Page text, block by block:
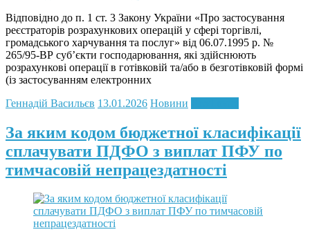
Відповідно до п. 1 ст. 3 Закону України «Про застосування
реєстраторів розрахункових операцій у сфері торгівлі,
громадського харчування та послуг» від 06.07.1995 р. №
265/95-ВР суб’єкти господарювання, які здійснюють
розрахункові операції в готівковій та/або в безготівковій формі
(із застосуванням електронних
Геннадій Васильєв 13.01.2026 Новини
За яким кодом бюджетної класифікації
сплачувати ПДФО з виплат ПФУ по
тимчасовій непрацездатності